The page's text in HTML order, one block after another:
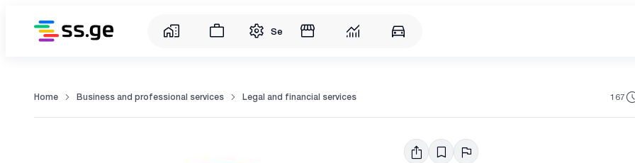
Service
Home Business and professional services Legal and financial services 167